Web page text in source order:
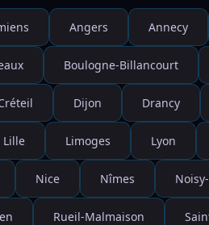
Angers Annecy
Boulogne-Billancourt
Dijon Drancy
Lille Limoges Lyon
Nice Nîmes
Rueil-Malmaison